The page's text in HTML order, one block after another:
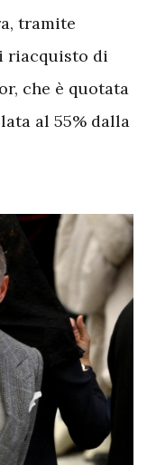
tramite
riacquisto di
che è quotata
al 55% dalla